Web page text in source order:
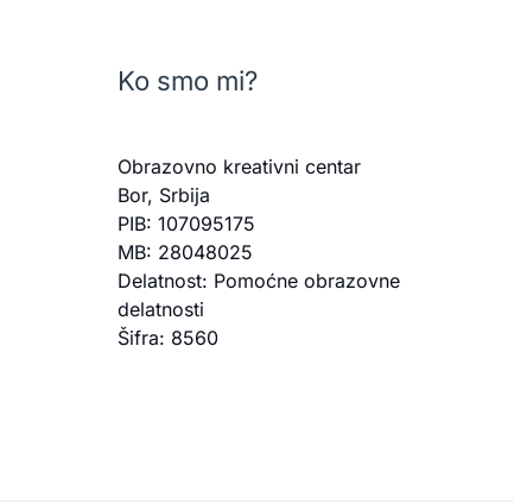
Ko smo mi?
Obrazovno kreativni centar
Bor, Srbija
PIB: 107095175
MB: 28048025
Delatnost: Pomoćne obrazovne
delatnosti
Šifra: 8560